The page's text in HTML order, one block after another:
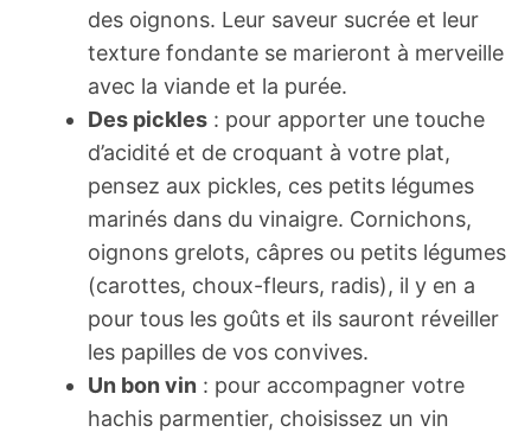
des oignons. Leur saveur sucrée et leur
texture fondante se marieront à merveille
avec la viande et la purée.
Des pickles : pour apporter une touche
d’acidité et de croquant à votre plat,
pensez aux pickles, ces petits légumes
marinés dans du vinaigre. Cornichons,
oignons grelots, câpres ou petits légumes
(carottes, choux-fleurs, radis), il y en a
pour tous les goûts et ils sauront réveiller
les papilles de vos convives.
Un bon vin : pour accompagner votre
hachis parmentier, choisissez un vin